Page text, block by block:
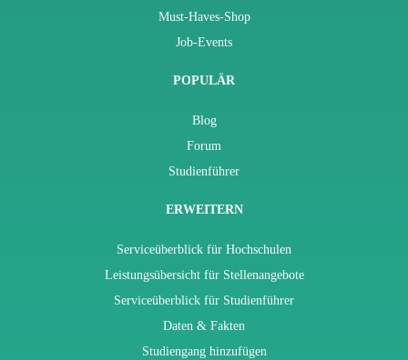
Must-Haves-Shop
Job-Events
POPULÄR
Blog
Forum
Studienführer
ERWEITERN
Serviceüberblick für Hochschulen
Leistungsübersicht für Stellenangebote
Serviceüberblick für Studienführer
Daten & Fakten
Studiengang hinzufügen